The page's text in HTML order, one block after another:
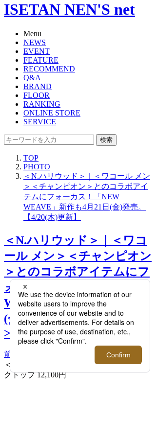
ISETAN NEN'S net
Menu
NEWS
EVENT
FEATURE
RECOMMEND
Q&A
BRAND
FLOOR
RANKING
ONLINE STORE
SERVICE
検索
TOP
PHOTO
＜N.ハリウッド＞｜＜ワコール メン
＞＜チャンピオン＞とのコラボアイ
テムにフォーカス！「NEW
WEAVE」新作も4月21日(金)発売。
【4/20(木)更新】
＜N.ハリウッド＞｜＜ワコ
ール メン＞＜チャンピオン
＞とのコラボアイテムにフ
ォーカス！「NEW
WEAVE」新作も4月21日
(金)発売。【4/20(木)更新】
>>
前へ
＜N.ハリウッド＞×＜チャンピオン＞タン
クトップ 12,100円